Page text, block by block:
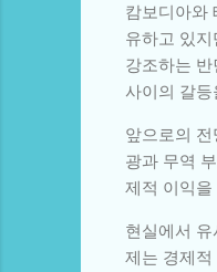
캄보디아와
유하고 있
강조하는
사이의 갈등
앞으로의
광과 무역
제적 이익을
현실에서
제는 경제